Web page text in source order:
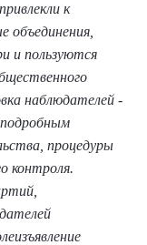
к
и пользуются
наблюдателей -
процедуры
контроля.